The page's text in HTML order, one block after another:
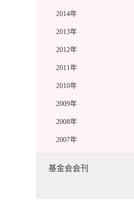
2014年
2013年
2012年
2011年
2010年
2009年
2008年
2007年
基金会会刊